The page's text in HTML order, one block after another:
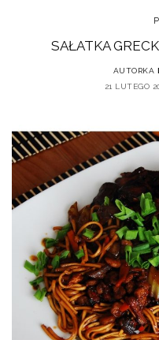
SAŁATKA
AUTORKA
21 LUTEGO